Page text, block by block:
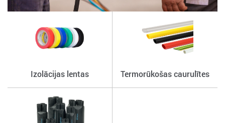
Izolācijas lentas Termorūkošas caurulītes